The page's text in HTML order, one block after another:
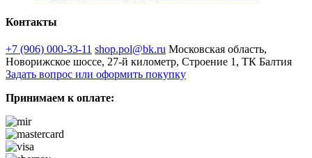
Контакты
+7 (906) 000-33-11 shop.pol@bk.ru Московская область,
Новорижское шоссе, 27-й километр, Строение 1, ТК Балтия
Задать вопрос или оформить покупку
Принимаем к оплате: